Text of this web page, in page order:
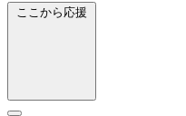
ここから応援